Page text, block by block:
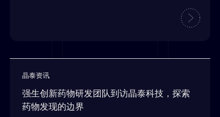
晶泰资讯
强生创新药物研发团队到访晶泰科技，探索
药物发现的边界